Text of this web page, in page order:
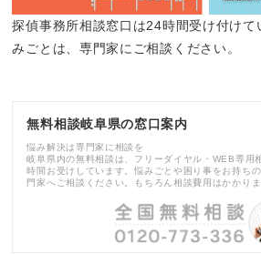
探偵事務所相談窓口は24時間受け付けて
みごとは、専門家にご相談ください。
無料相談岐阜県の窓口案内
悩み解決は専門家に相談を
岐阜県内の無料相談は、フリーダイヤル・WEB専用
時間お受けしています。悩みごとや困り事をお持ち
門家へご相談ください。もちろん相談費用はかかりま